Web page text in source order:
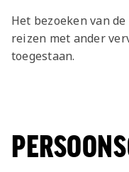
Het bezoeken van
reizen met ander
toegestaan.